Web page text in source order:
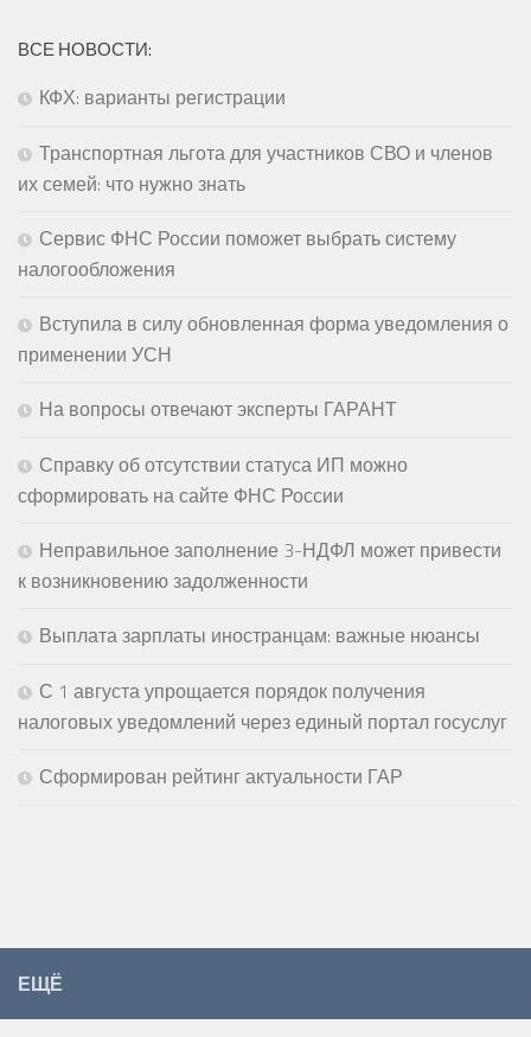
ВСЕ НОВОСТИ:
КФХ: варианты регистрации
Транспортная льгота для участников СВО и членов
их семей: что нужно знать
Сервис ФНС России поможет выбрать систему
налогообложения
Вступила в силу обновленная форма уведомления о
применении УСН
На вопросы отвечают эксперты ГАРАНТ
Справку об отсутствии статуса ИП можно
сформировать на сайте ФНС России
Неправильное заполнение 3-НДФЛ может привести
к возникновению задолженности
Выплата зарплаты иностранцам: важные нюансы
С 1 августа упрощается порядок получения
налоговых уведомлений через единый портал госуслуг
Сформирован рейтинг актуальности ГАР
ЕЩЁ